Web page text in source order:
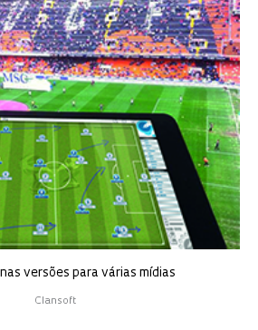
nas versões para várias mídias
Clansoft